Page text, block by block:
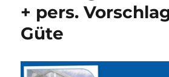
+ pers.
Güte